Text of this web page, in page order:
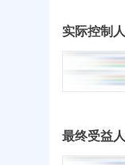
实际控制人
最终受益人